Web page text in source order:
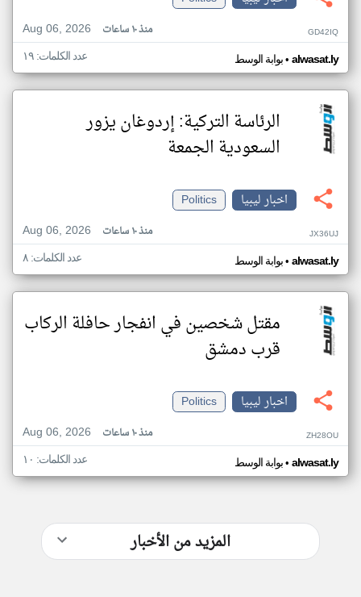
Aug 06, 2026
منذ ١٠ ساعات GD42IQ
بوابة الوسط• alwasat.ly عدد الكلمات: ١٩
الرئاسة التركية: إردوغان يزور
السعودية الجمعة
اخبار ليبيا
Politics
Aug 06, 2026
منذ ١٠ ساعات JX36UJ
بوابة الوسط• alwasat.ly عدد الكلمات: ٨
مقتل شخصين في انفجار حافلة الركاب
قرب دمشق
اخبار ليبيا
Politics
Aug 06, 2026
منذ ١٠ ساعات ZH28OU
بوابة الوسط• alwasat.ly عدد الكلمات: ١٠
المزيد من الأخبار